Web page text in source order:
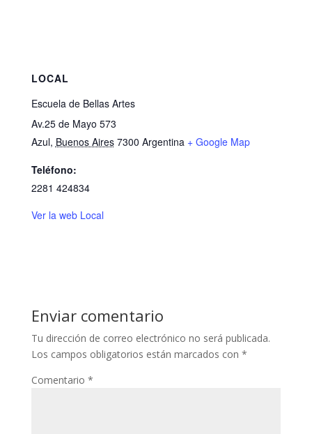
LOCAL
Escuela de Bellas Artes
Av.25 de Mayo 573
Azul, Buenos Aires 7300 Argentina + Google Map
Teléfono:
2281 424834
Ver la web Local
Enviar comentario
Tu dirección de correo electrónico no será publicada.
Los campos obligatorios están marcados con *
Comentario *